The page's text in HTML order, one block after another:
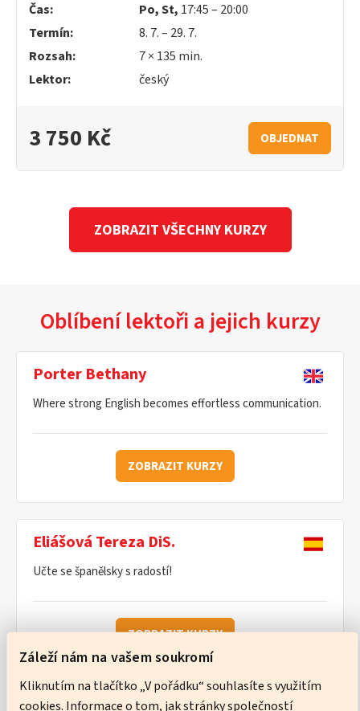
Záleží nám na vašem soukromí
Kliknutím na tlačítko „V pořádku“ souhlasíte s využitím
cookies. Informace o tom, jak stránky společností
Čas: Po, St, 17:45 – 20:00
Termín:
8. 7. – 29. 7.
Rozsah:
7 × 135 min.
Lektor:
český
3 750 Kč OBJEDNAT
ZOBRAZIT VŠECHNY KURZY
Oblíbení lektoři a jejich kurzy
Porter Bethany
Where strong English becomes effortless communication.
ZOBRAZIT KURZY
Eliášová Tereza DiS.
Učte se španělsky s radostí!
ZOBRAZIT KURZY